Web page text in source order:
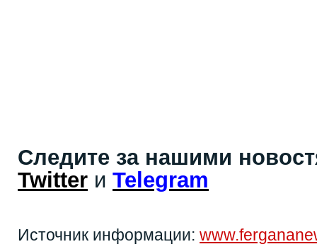
Следите за нашими
Twitter и Telegram
Источник информации: